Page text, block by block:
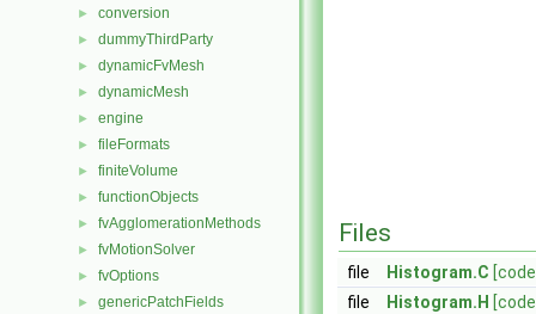
► conversion
► dummyThirdParty
► dynamicFvMesh
► dynamicMesh
► engine
► fileFormats
► finiteVolume
► functionObjects
► fvAgglomerationMethods
► fvMotionSolver
► fvOptions
► genericPatchFields
Files
file Histogram.C
file
Histogram.H